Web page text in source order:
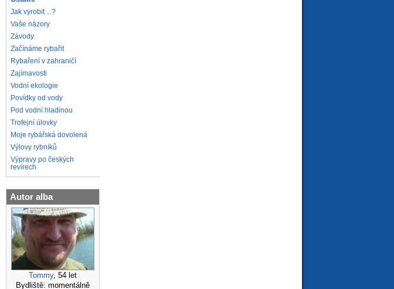
Jak vyrobit ...?
Vaše názory
Závody
Začínáme rybařit
Rybaření v zahraničí
Zajímavosti
Vodní ekologie
Povídky od vody
Pod vodní hladinou
Trofejní úlovky
Moje rybářská dovolená
Výlovy rybníků
Výpravy po českých
revírech
Autor alba
Tommy, 54 let
Bydliště: momentálně